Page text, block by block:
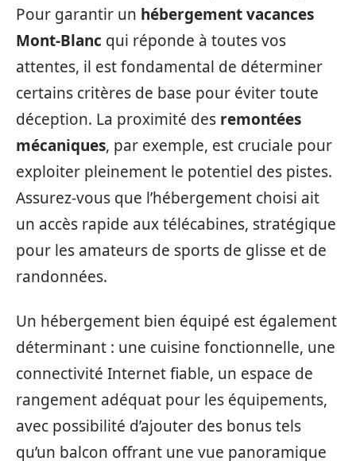
Pour garantir un hébergement vacances
Mont-Blanc qui réponde à toutes vos
attentes, il est fondamental de déterminer
certains critères de base pour éviter toute
déception. La proximité des remontées
mécaniques, par exemple, est cruciale pour
exploiter pleinement le potentiel des pistes.
Assurez-vous que l’hébergement choisi ait
un accès rapide aux télécabines, stratégique
pour les amateurs de sports de glisse et de
randonnées.
Un hébergement bien équipé est également
déterminant : une cuisine fonctionnelle, une
connectivité Internet fiable, un espace de
rangement adéquat pour les équipements,
avec possibilité d’ajouter des bonus tels
qu’un balcon offrant une vue panoramique